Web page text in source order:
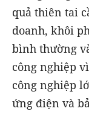
quả thiên tai
doanh, khôi
bình thường
công nghiệp
công nghiệp
ứng điện và